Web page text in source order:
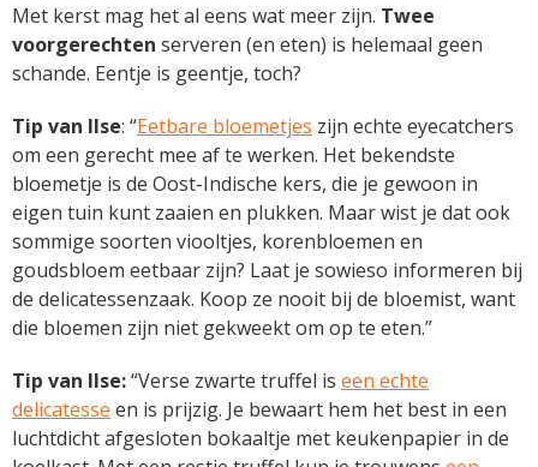
Met kerst mag het al eens wat meer zijn. Twee
voorgerechten serveren (en eten) is helemaal geen
schande. Eentje is geentje, toch?
Tip van Ilse: “Eetbare bloemetjes zijn echte eyecatchers
om een gerecht mee af te werken. Het bekendste
bloemetje is de Oost-Indische kers, die je gewoon in
eigen tuin kunt zaaien en plukken. Maar wist je dat ook
sommige soorten viooltjes, korenbloemen en
goudsbloem eetbaar zijn? Laat je sowieso informeren bij
de delicatessenzaak. Koop ze nooit bij de bloemist, want
die bloemen zijn niet gekweekt om op te eten.”
Tip van Ilse:“Verse zwarte truffel is een echte
delicatesse en is prijzig. Je bewaart hem het best in een
luchtdicht afgesloten bokaaltje met keukenpapier in de